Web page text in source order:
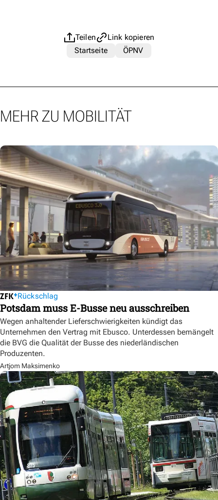
Teilen
Link kopieren
Startseite
ÖPNV
MEHR ZU MOBILITÄT
Rückschlag
Potsdam muss E-Busse neu ausschreiben
Wegen anhaltender Lieferschwierigkeiten kündigt das
Unternehmen den Vertrag mit Ebusco. Unterdessen bemängelt
die BVG die Qualität der Busse des niederländischen
Produzenten.
Artjom Maksimenko